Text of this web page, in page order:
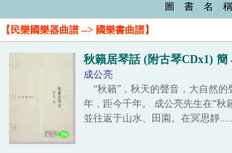
圖 書 名 稱
【民樂國樂器曲譜 --> 國樂書曲譜】
秋籟居琴話 (附古琴CDx1) 簡
成公亮
“秋籟”，秋天的聲音，大自然
年，距今千年。 成公亮先生在“秋
並往返于山水、田園。在冥思靜